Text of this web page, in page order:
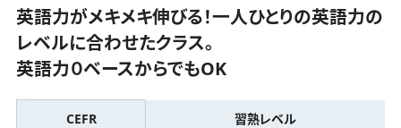
英語力がメキメキ伸びる！一人ひとりの英語力の
レベルに合わせたクラス。
英語力０ベースからでもOK
CEFR 習熟レベル